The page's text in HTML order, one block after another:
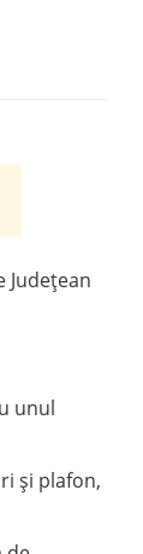
Județean
unul
și plafon,